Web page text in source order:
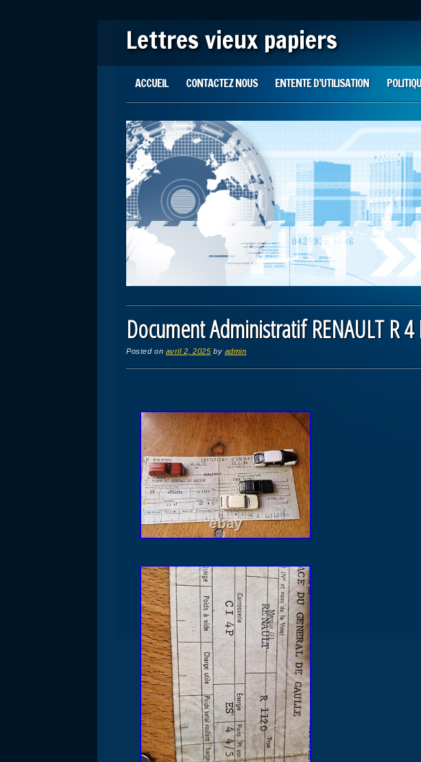
Lettres vieux papiers
Main menu
ACCUEIL CONTACTEZ NOUS ENTENTE D’UTILISATION
Document Administratif RENAULT R
Posted on avril 2, 2025 by admin